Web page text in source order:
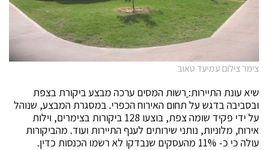
צימר צילום עמיעד טאוב
שיא עונת התיירות: רשות המסים ערכה מבצע ביקורת בצפת
ובסביבה בדגש על תחום האירוח הכפרי. במסגרת המבצע, שנוהל
על ידי פקיד שומה צפת, בוצעו 128 ביקורות בצימרים, וילות
אירוח, מלוניות, נותני שירותים לענף התיירות ועוד. מהביקורות
עולה כי כ- 11% מהעסקים שנבדקו לא רשמו הכנסות כדין.